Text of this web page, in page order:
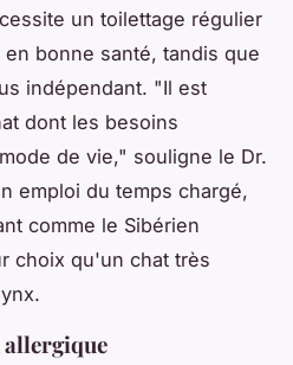
un toilettage régulier
bonne santé, tandis que
indépendant. "Il est
dont les besoins
de vie," souligne le Dr.
emploi du temps chargé,
comme le Sibérien
choix qu'un chat très